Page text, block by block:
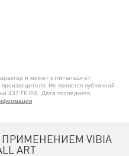
и может отличаться от
Не является публичной
437 ГК РФ. Дата последнего
ПРИМЕНЕНИЕМ VIBIA
ART